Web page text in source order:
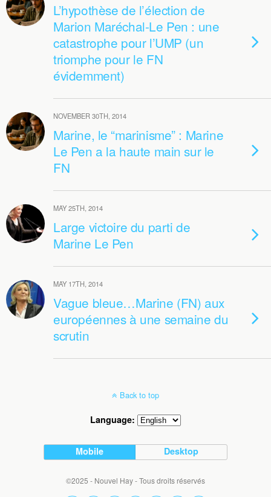
L’hypothèse de l’élection de
Marion Maréchal-Le Pen : une
catastrophe pour l’UMP (un
triomphe pour le FN
évidemment)
NOVEMBER 30TH, 2014
Marine, le “marinisme” : Marine
Le Pen a la haute main sur le
FN
MAY 25TH, 2014
Large victoire du parti de
Marine Le Pen
MAY 17TH, 2014
Vague bleue…Marine (FN) aux
européennes à une semaine du
scrutin
Back to top
Language:
Mobile Desktop
©2025 - Nouvel Hay - Tous droits réservés